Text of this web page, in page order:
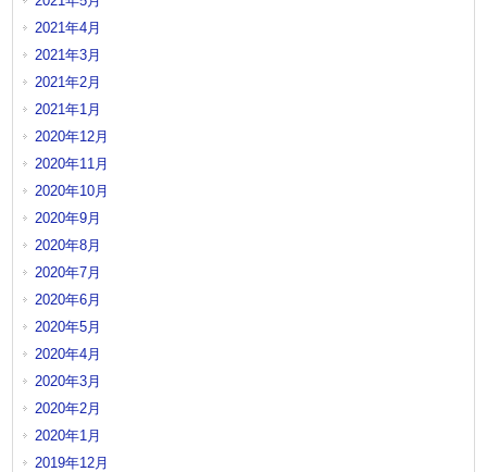
2021年4月
2021年3月
2021年2月
2021年1月
2020年12月
2020年11月
2020年10月
2020年9月
2020年8月
2020年7月
2020年6月
2020年5月
2020年4月
2020年3月
2020年2月
2020年1月
2019年12月